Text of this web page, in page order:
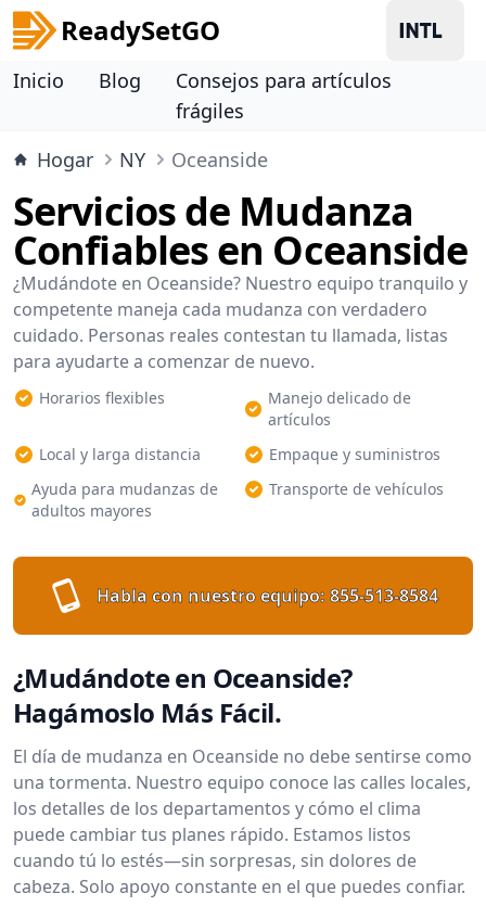
ReadySetGO
Inicio Blog
Consejos para artículos
frágiles
Hogar
NY Oceanside
Servicios de Mudanza
Confiables en Oceanside
¿Mudándote en Oceanside? Nuestro equipo tranquilo y
competente maneja cada mudanza con verdadero
cuidado. Personas reales contestan tu llamada, listas
para ayudarte a comenzar de nuevo.
Horarios flexibles
Manejo delicado de
artículos
Local y larga distancia
Empaque y suministros
Ayuda para mudanzas de
adultos mayores
Transporte de vehículos
Habla con nuestro equipo: 855-513-8584
¿Mudándote en Oceanside?
Hagámoslo Más Fácil.
El día de mudanza en Oceanside no debe sentirse como
una tormenta. Nuestro equipo conoce las calles locales,
los detalles de los departamentos y cómo el clima
puede cambiar tus planes rápido. Estamos listos
cuando tú lo estés—sin sorpresas, sin dolores de
cabeza. Solo apoyo constante en el que puedes confiar.